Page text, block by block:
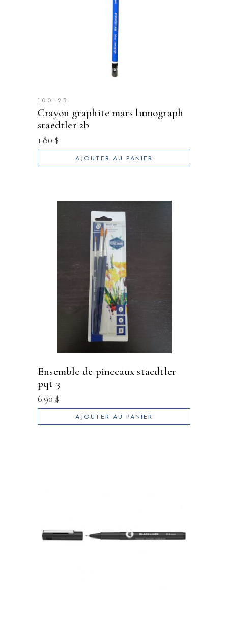
100-2B
crayon graphite mars lumograph
staedtler 2b
1.80 $
AJOUTER AU PANIER
ensemble de pinceaux staedtler
pqt 3
6.90 $
AJOUTER AU PANIER